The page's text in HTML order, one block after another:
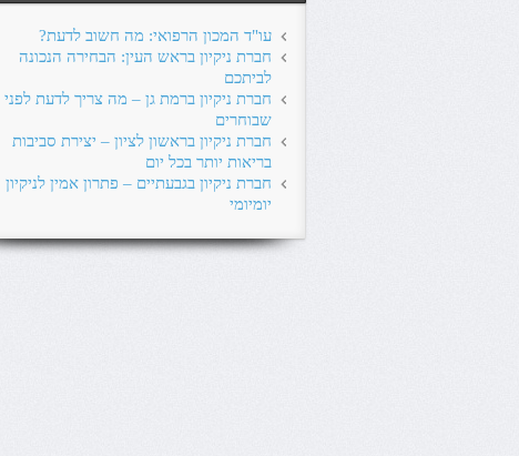
עו"ד המכון הרפואי: מה חשוב לדעת?
חברת ניקיון בראש העין: הבחירה הנכונה
לביתכם
חברת ניקיון ברמת גן – מה צריך לדעת לפני
שבוחרים
חברת ניקיון בראשון לציון – יצירת סביבות
בריאות יותר בכל יום
חברת ניקיון בגבעתיים – פתרון אמין לניקיון
יומיומי